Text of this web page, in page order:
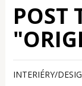
POST
INTERIÉRY/